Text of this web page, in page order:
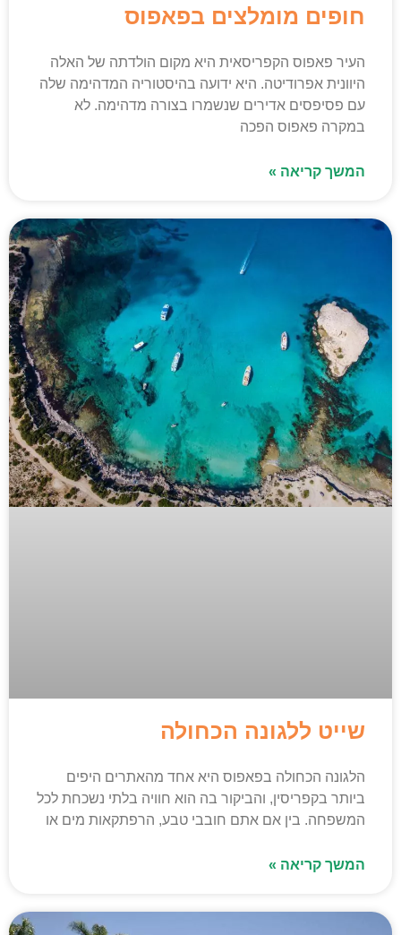
חופים מומלצים בפאפוס
העיר פאפוס הקפריסאית היא מקום הולדתה של האלה
היוונית אפרודיטה. היא ידועה בהיסטוריה המדהימה שלה
עם פסיפסים אדירים שנשמרו בצורה מדהימה. לא
במקרה פאפוס הפכה
המשך קריאה »
שייט ללגונה הכחולה
הלגונה הכחולה בפאפוס היא אחד מהאתרים היפים
ביותר בקפריסין, והביקור בה הוא חוויה בלתי נשכחת לכל
המשפחה. בין אם אתם חובבי טבע, הרפתקאות מים או
המשך קריאה »